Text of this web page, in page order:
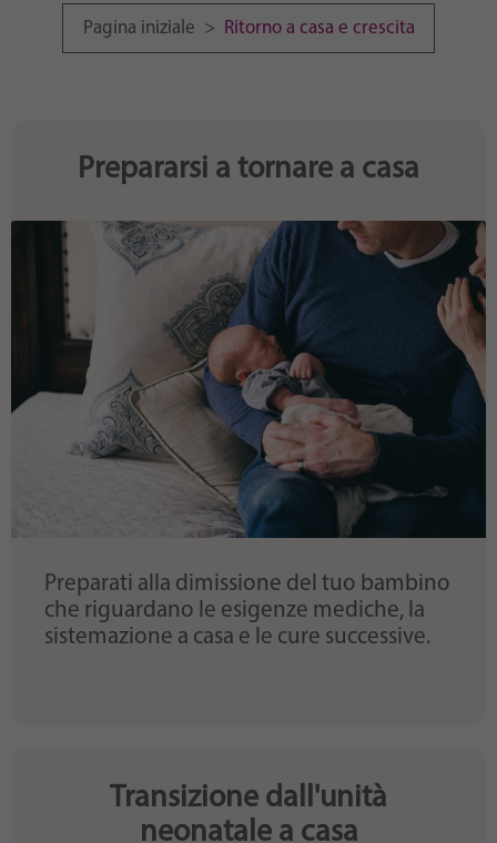
Pagina iniziale > Ritorno a casa e crescita
Prepararsi a tornare a casa
Preparati alla dimissione del tuo bambino
che riguardano le esigenze mediche, la
sistemazione a casa e le cure successive.
Transizione dall'unità
neonatale a casa
Purpose
generierte ID, für die historische Speicherung
Ihrer vorgenommen Einstellungen, falls der
Webseiten-Betreiber dies eingestellt hat.